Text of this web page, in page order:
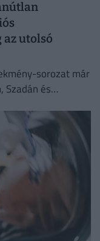
utolsó
sorozat már
Szadán és